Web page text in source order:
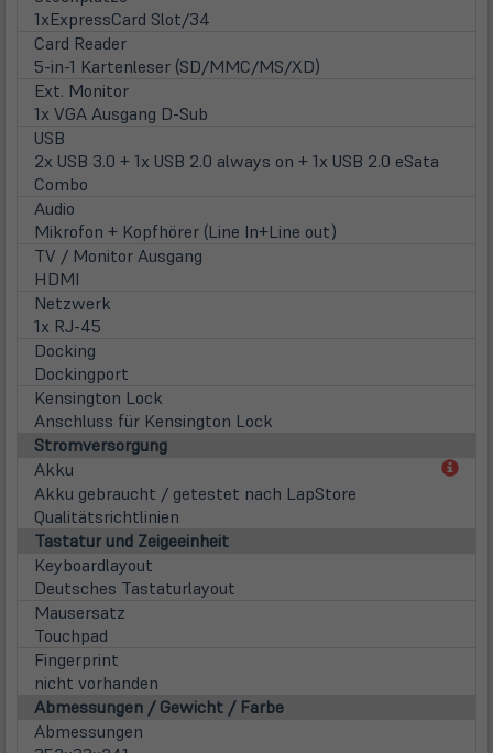
1xExpressCard Slot/34
Card Reader
5-in-1 Kartenleser (SD/MMC/MS/XD)
Ext. Monitor
1x VGA Ausgang D-Sub
USB
2x USB 3.0 + 1x USB 2.0 always on + 1x USB 2.0 eSata
Combo
Audio
Mikrofon + Kopfhörer (Line In+Line out)
TV / Monitor Ausgang
HDMI
Netzwerk
1x RJ-45
Docking
Dockingport
Kensington Lock
Anschluss für Kensington Lock
Stromversorgung
Akku
Akku gebraucht / getestet nach LapStore
Qualitätsrichtlinien
Tastatur und Zeigeeinheit
Keyboardlayout
Deutsches Tastaturlayout
Mausersatz
Touchpad
Fingerprint
nicht vorhanden
Abmessungen / Gewicht / Farbe
Abmessungen